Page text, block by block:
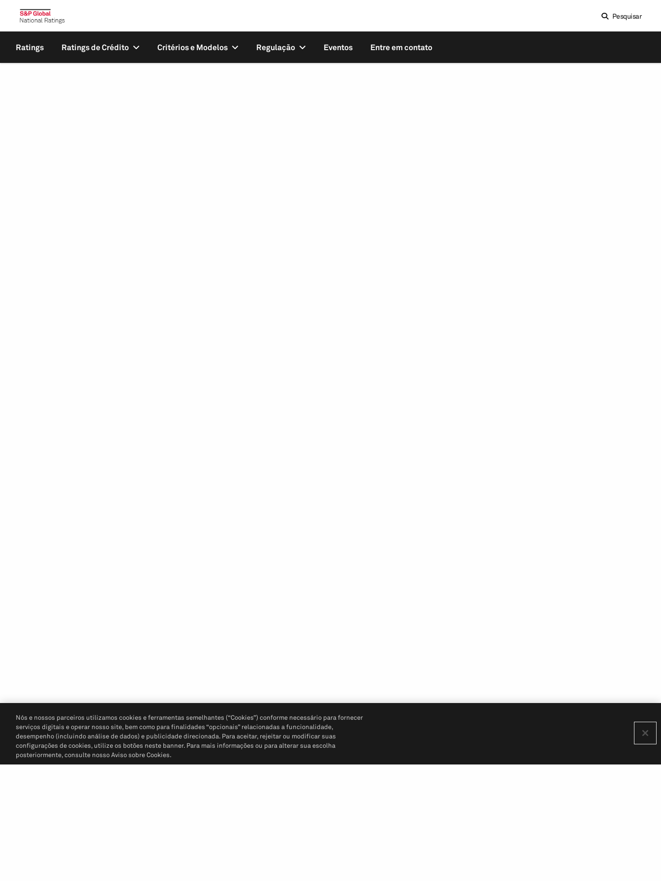
Pesquisar
Ratings Ratings de Crédito Critérios e Modelos Regulação Eventos Entre em contato
Nós e nossos parceiros utilizamos cookies e ferramentas semelhantes (“Cookies”) conforme necessário para fornecer
serviços digitais e operar nosso site, bem como para finalidades “opcionais” relacionadas a funcionalidade,
desempenho (incluindo análise de dados) e publicidade direcionada. Para aceitar, rejeitar ou modificar suas
configurações de cookies, utilize os botões neste banner. Para mais informações ou para alterar sua escolha
posteriormente, consulte nosso Aviso sobre Cookies.